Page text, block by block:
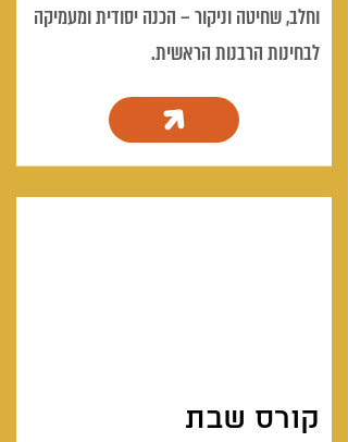
וחלב, שחיטה וניקור – הכנה יסודית ומעמיקה
לבחינות הרבנות הראשית.
קורס שבת